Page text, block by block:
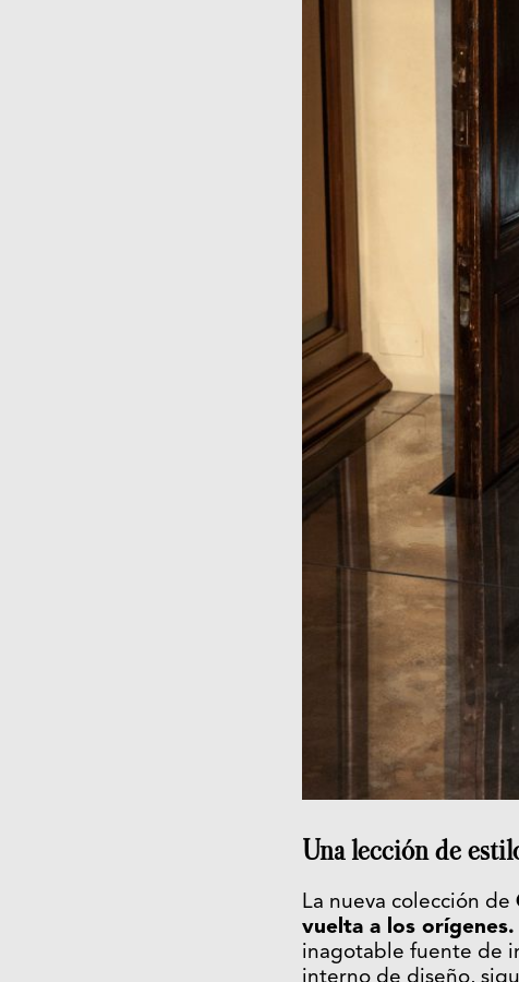
Una lección de
La nueva colección de
vuelta a los orígenes.
inagotable fuente de